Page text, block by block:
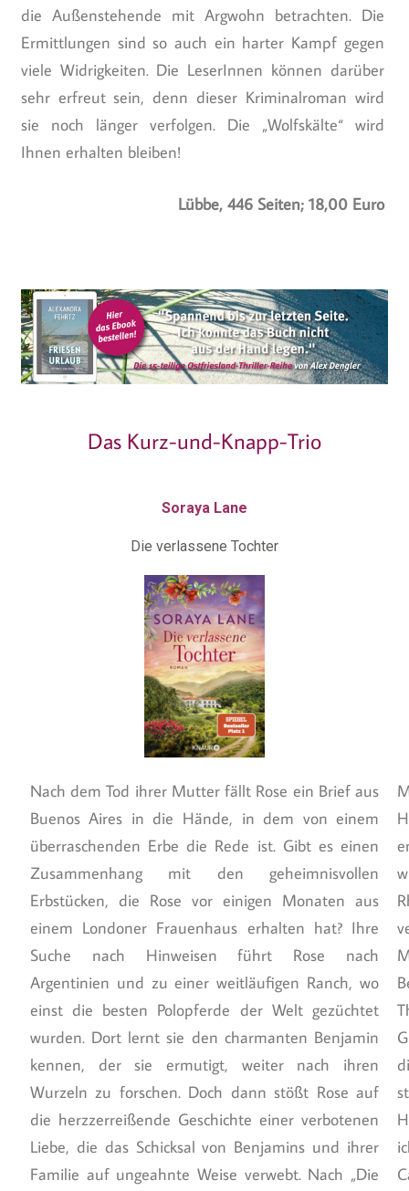
die Außenstehende mit Argwohn betrachten. Die
Ermittlungen sind so auch ein harter Kampf gegen
viele Widrigkeiten. Die LeserInnen können darüber
sehr erfreut sein, denn dieser Kriminalroman wird
sie noch länger verfolgen. Die „Wolfskälte“ wird
Ihnen erhalten bleiben!
Lübbe, 446 Seiten; 18,00 Euro
Das Kurz-und-Knapp-Trio
Soraya Lane
Die verlassene Tochter
Nach dem Tod ihrer Mutter fällt Rose ein Brief aus
Buenos Aires in die Hände, in dem von einem
überraschenden Erbe die Rede ist. Gibt es einen
Zusammenhang mit den geheimnisvollen
Erbstücken, die Rose vor einigen Monaten aus
einem Londoner Frauenhaus erhalten hat? Ihre
Suche nach Hinweisen führt Rose nach
Argentinien und zu einer weitläufigen Ranch, wo
einst die besten Polopferde der Welt gezüchtet
wurden. Dort lernt sie den charmanten Benjamin
kennen, der sie ermutigt, weiter nach ihren
Wurzeln zu forschen. Doch dann stößt Rose auf
die herzzerreißende Geschichte einer verbotenen
Liebe, die das Schicksal von Benjamins und ihrer
Familie auf ungeahnte Weise verwebt. Nach „Die